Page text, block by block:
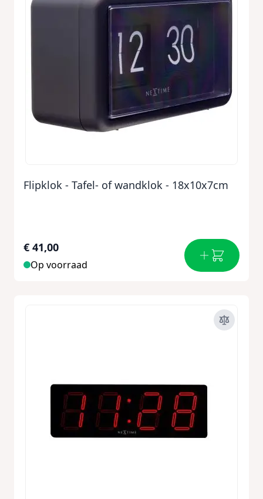
Flipklok - Tafel- of wandklok - 18x10x7cm
€ 41,00
Op voorraad